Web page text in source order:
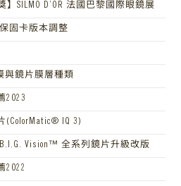
】SILMO D’OR 法國巴黎國際眼鏡展
固卡版本調整
與鏡片膜層種類
2023
(ColorMatic® IQ 3)
Vision™ 全系列鏡片升級改版
2022